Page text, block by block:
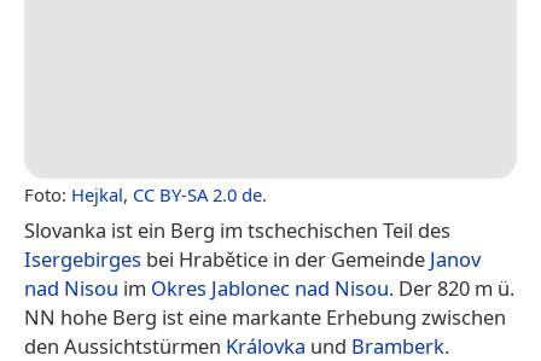
Foto: Hejkal, CC BY-SA 2.0 de.
Slovanka ist ein Berg im tschechischen Teil des
Isergebirges bei Hrabětice in der Gemeinde Janov
nad Nisou im Okres Jablonec nad Nisou. Der 820 m ü.
NN hohe Berg ist eine markante Erhebung zwischen
den Aussichtstürmen Královka und Bramberk.